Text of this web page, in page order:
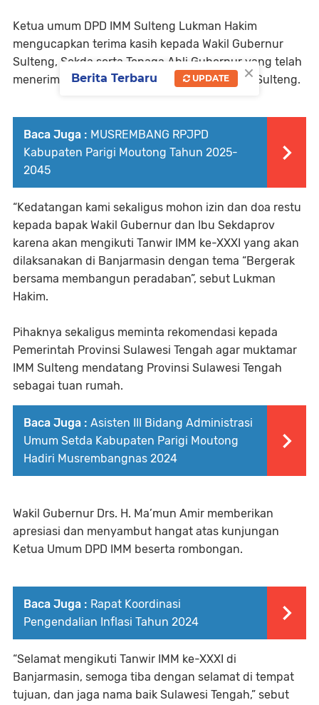
Ketua umum DPD IMM Sulteng Lukman Hakim
mengucapkan terima kasih kepada Wakil Gubernur
Sulteng, Sekda serta Tenaga Ahli Gubernur yang telah
menerima kunjungan dan audience DPD IMM Sulteng.
Baca Juga : MUSREMBANG RPJPD
Kabupaten Parigi Moutong Tahun 2025-
2045
“Kedatangan kami sekaligus mohon izin dan doa restu
kepada bapak Wakil Gubernur dan Ibu Sekdaprov
karena akan mengikuti Tanwir IMM ke-XXXI yang akan
dilaksanakan di Banjarmasin dengan tema “Bergerak
bersama membangun peradaban”, sebut Lukman
Hakim.
Pihaknya sekaligus meminta rekomendasi kepada
Pemerintah Provinsi Sulawesi Tengah agar muktamar
IMM Sulteng mendatang Provinsi Sulawesi Tengah
sebagai tuan rumah.
Baca Juga : Asisten III Bidang Administrasi
Umum Setda Kabupaten Parigi Moutong
Hadiri Musrembangnas 2024
Wakil Gubernur Drs. H. Ma’mun Amir memberikan
apresiasi dan menyambut hangat atas kunjungan
Ketua Umum DPD IMM beserta rombongan.
Baca Juga : Rapat Koordinasi
Pengendalian Inflasi Tahun 2024
“Selamat mengikuti Tanwir IMM ke-XXXI di
Banjarmasin, semoga tiba dengan selamat di tempat
tujuan, dan jaga nama baik Sulawesi Tengah,” sebut
×
Berita Terbaru UPDATE